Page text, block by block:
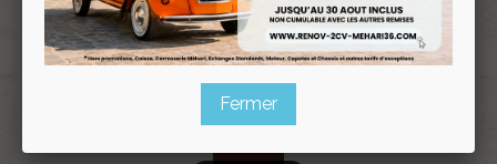
5-7 Boulevard d'Anvaux
36000 Châteauroux
Fermer